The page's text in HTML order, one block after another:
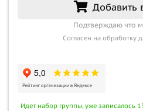
Добавить
Подтверждаю что
Согласен на обработку
Идет набор группы, уже записалось